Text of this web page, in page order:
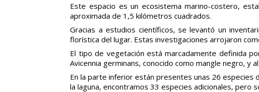
Este espacio es un ecosistema marino-costero,
aproximada de 1,5 kilómetros cuadrados.
Gracias a estudios científicos, se levantó un
florística del lugar. Estas investigaciones arrojaron
El tipo de vegetación está marcadamente definida
Avicennia germinans, conocido como mangle negro, y
En la parte inferior están presentes unas 26 especies
la laguna, encontramos 33 especies adicionales,